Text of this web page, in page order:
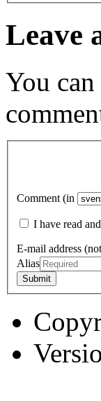
Leave
You
Comment (in
I have read
E-mail address
Alias